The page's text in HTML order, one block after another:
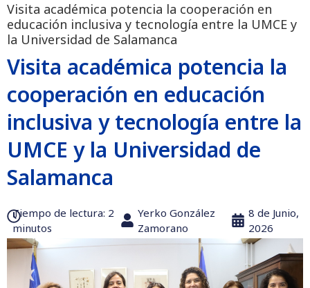
Visita académica potencia la cooperación en
educación inclusiva y tecnología entre la UMCE y
la Universidad de Salamanca
Visita académica potencia la
cooperación en educación
inclusiva y tecnología entre la
UMCE y la Universidad de
Salamanca
Tiempo de lectura:‎ 2
minutos
Yerko González
Zamorano
8 de Junio,
2026